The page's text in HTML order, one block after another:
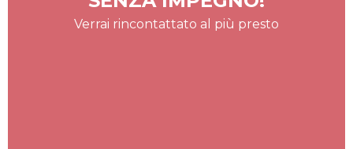
Verrai rincontattato al più presto